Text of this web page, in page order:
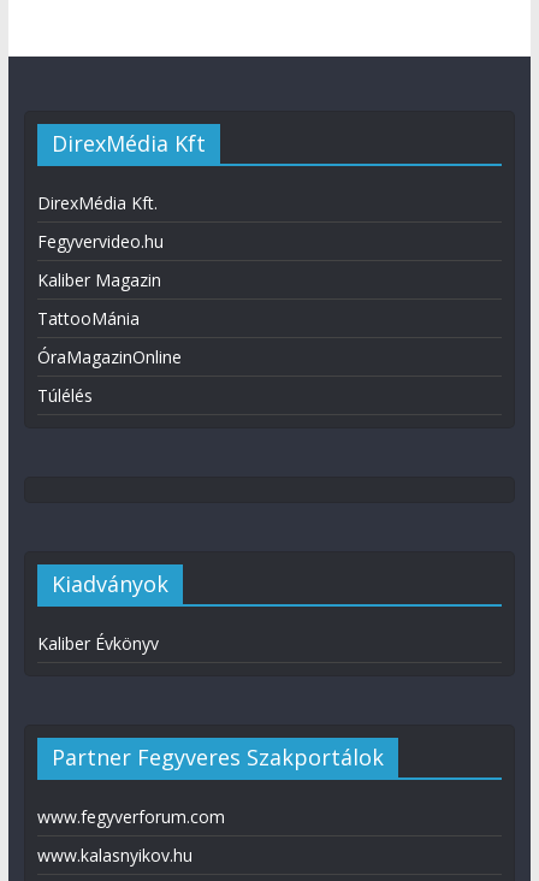
DirexMédia Kft
DirexMédia Kft.
Fegyvervideo.hu
Kaliber Magazin
TattooMánia
ÓraMagazinOnline
Túlélés
Kiadványok
Kaliber Évkönyv
Partner Fegyveres Szakportálok
www.fegyverforum.com
www.kalasnyikov.hu